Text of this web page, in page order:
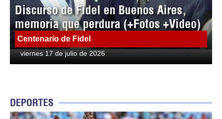
Discurso de Fidel en Buenos Aires,
memoria que perdura (+Fotos +Video)
Centenario de Fidel
viernes 17 de julio de 2026
DEPORTES